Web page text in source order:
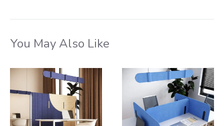
You May Also Like